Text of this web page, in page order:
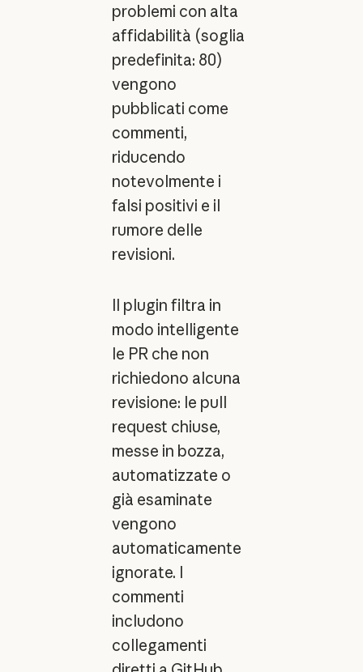
problemi con alta
affidabilità (soglia
predefinita: 80)
vengono
pubblicati come
commenti,
riducendo
notevolmente i
falsi positivi e il
rumore delle
revisioni.
Il plugin filtra in
modo intelligente
le PR che non
richiedono alcuna
revisione: le pull
request chiuse,
messe in bozza,
automatizzate o
già esaminate
vengono
automaticamente
ignorate. I
commenti
includono
collegamenti